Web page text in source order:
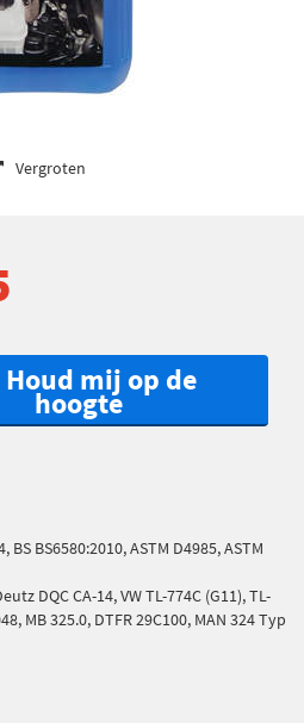
Vergroten
Houd mij op de
hoogte
BS BS6580:2010, ASTM D4985, ASTM
DQC CA-14, VW TL-774C (G11), TL-
MB 325.0, DTFR 29C100, MAN 324 Typ